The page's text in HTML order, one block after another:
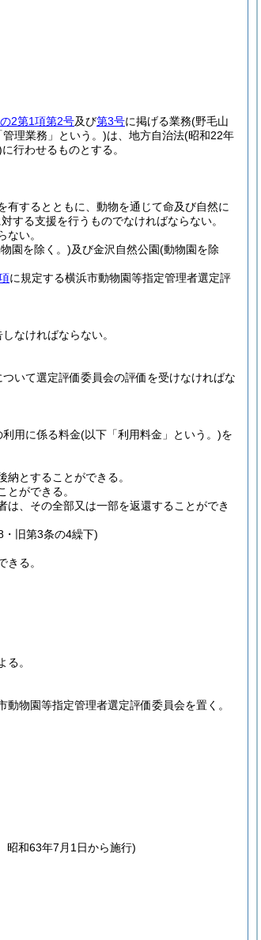
2第1項第2号及び第3号に掲げる業務(野毛山
理業務」という。)は、地方自治法(昭和22年
に行わせるものとする。
するとともに、動物を通じて命及び自然に
する支援を行うものでなければならない。
い。
園を除く。)及び金沢自然公園(動物園を除
に規定する横浜市動物園等指定管理者選定評
なければならない。
いて選定評価委員会の評価を受けなければな
用に係る料金(以下「利用料金」という。)を
とすることができる。
ができる。
、その全部又は一部を返還することができ
旧第3条の4繰下)
る。
る。
物園等指定管理者選定評価委員会を置く。
昭和63年7月1日から施行)